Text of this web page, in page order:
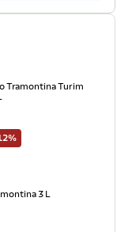
Tramontina Turim
3 L